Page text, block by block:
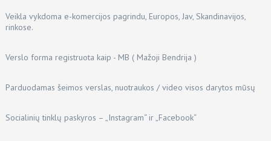
Veikla vykdoma e-komercijos pagrindu, Europos, Jav, Skandinavijos,
rinkose.
Verslo forma registruota kaip - MB ( Mažoji Bendrija )
Parduodamas šeimos verslas, nuotraukos / video visos darytos mūsų
Socialinių tinklų paskyros – „Instagram“ ir „Facebook“